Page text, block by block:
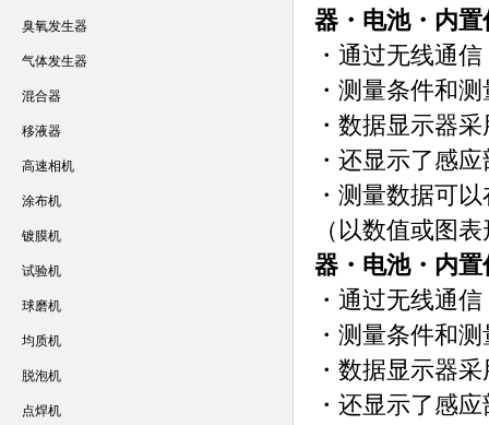
器・电池・内
・通过无线通
・测量条件和
・数据显示器
・还显示了感
・测量数据可
（以数值或图
器・电池・内
・通过无线通
・测量条件和
・数据显示器
・还显示了感
臭氧发生器
气体发生器
混合器
移液器
高速相机
涂布机
镀膜机
试验机
球磨机
均质机
脱泡机
点焊机